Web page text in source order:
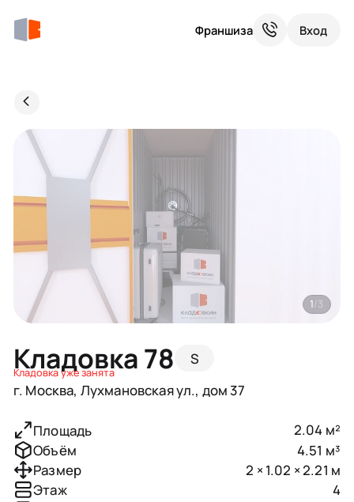
Франшиза Вход
Кладовка 78 S
Кладовка уже занята
г. Москва, Лухмановская ул., дом 37
1/3
Площадь
2.04 м²
Объём
4.51 м³
Размер
2 × 1.02 × 2.21 м
Этаж
4